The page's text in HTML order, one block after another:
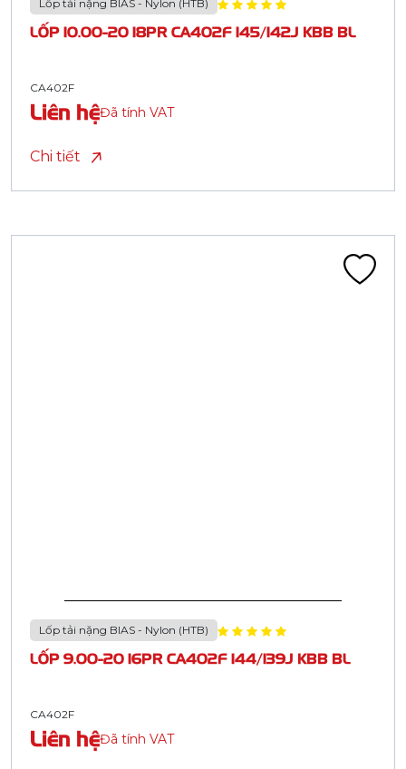
Lốp tải nặng BIAS - Nylon (HTB)
LỐP 10.00-20 18PR CA402F 145/142J KBB BL
CA402F
Liên hệĐã tính VAT
Chi tiết
Lốp tải nặng BIAS - Nylon (HTB)
LỐP 9.00-20 16PR CA402F 144/139J KBB BL
CA402F
Liên hệĐã tính VAT